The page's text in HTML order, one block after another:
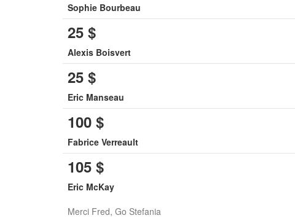
Sophie Bourbeau
25 $
Alexis Boisvert
25 $
Eric Manseau
100 $
Fabrice Verreault
105 $
Eric McKay
Merci Fred, Go Stefania